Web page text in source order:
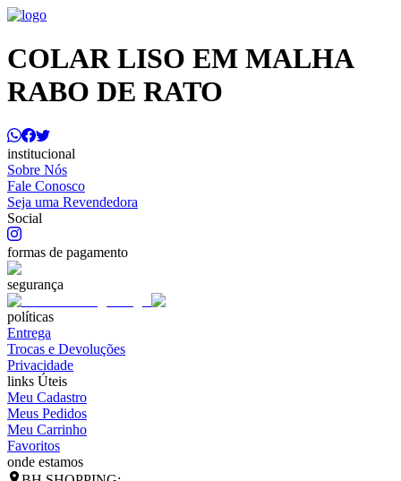
COLAR LISO EM MALHA
RABO DE RATO
institucional
Sobre Nós
Fale Conosco
Seja uma Revendedora
Social
formas de pagamento
segurança
políticas
Entrega
Trocas e Devoluções
Privacidade
links Úteis
Meu Cadastro
Meus Pedidos
Meu Carrinho
Favoritos
onde estamos